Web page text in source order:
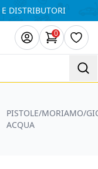
DISTRIBUTORI
0
Articoli
PISTOLE/MORIAMO/
ACQUA